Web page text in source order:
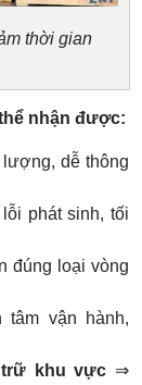
thời gian
nhận được:
dễ thông
phát sinh, tối
đúng loại vòng
vận hành,
khu vực ⇒